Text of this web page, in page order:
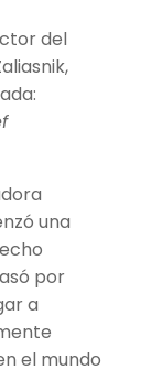
del
una
por
a
el mundo